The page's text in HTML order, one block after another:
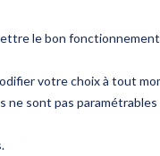
le bon
votre choix à tout
sont pas
.
Notre groupe
sa santé